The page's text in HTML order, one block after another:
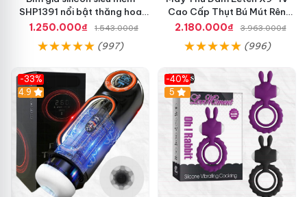
SHP1391 nổi bật thăng hoa
hoàn hảo
1.250.000₫ 1.543.000₫
(997)
Cao Cấp Thụt Bú Mút Rên
Tỏa Nhiệt Sạc Pin
2.180.000₫ 3.963.000₫
(996)
-33%
Hot
4.9
-40%
5